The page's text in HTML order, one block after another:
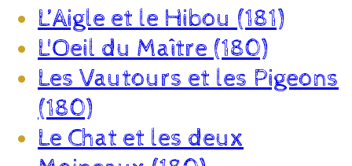
L’Aigle et le Hibou (181)
L'Oeil du Maître (180)
Les Vautours et les Pigeons
(180)
Le Chat et les deux